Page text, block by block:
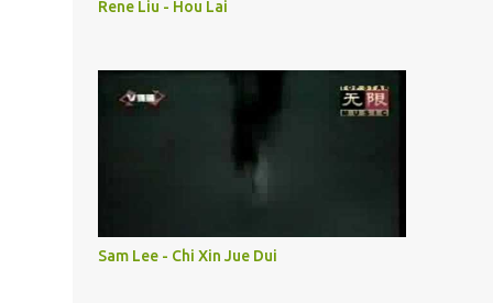
Rene Liu - Hou Lai
Sam Lee - Chi Xin Jue Dui